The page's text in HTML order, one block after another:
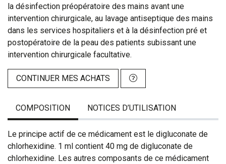
la désinfection préopératoire des mains avant une
intervention chirurgicale, au lavage antiseptique des mains
dans les services hospitaliers et à la désinfection pré et
postopératoire de la peau des patients subissant une
intervention chirurgicale facultative.
CONTINUER MES ACHATS
COMPOSITION NOTICES D’UTILISATION
Le principe actif de ce médicament est le digluconate de
chlorhexidine. 1 ml contient 40 mg de digluconate de
chlorhexidine. Les autres composants de ce médicament